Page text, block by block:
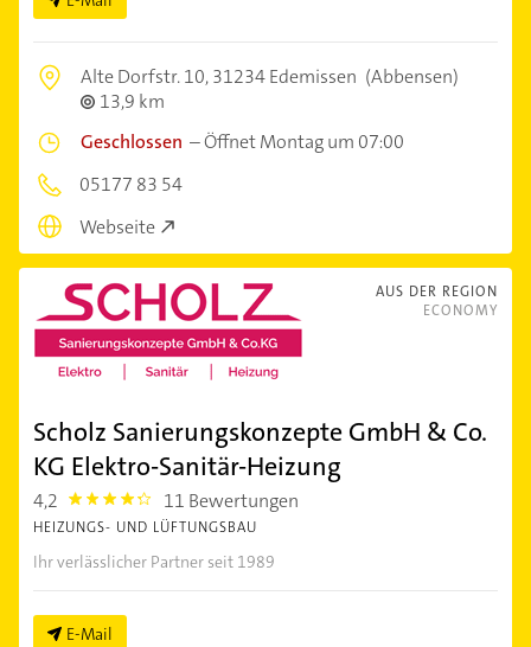
Alte Dorfstr. 10,31234 Edemissen (Abbensen)
13,9 km
Geschlossen –Öffnet Montag um 07:00
05177 83 54
Webseite
AUS DER REGION
ECONOMY
Scholz Sanierungskonzepte GmbH & Co.
KG Elektro-Sanitär-Heizung
4,2 4.2000003 11 Bewertungen
HEIZUNGS- UND LÜFTUNGSBAU
Ihr verlässlicher Partner seit 1989
E-Mail